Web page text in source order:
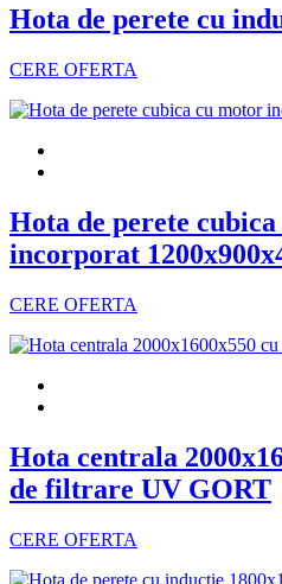
Hota de perete cu
CERE OFERTA
Hota de perete
incorporat
CERE OFERTA
Hota centrala
de filtrare UV GORT
CERE OFERTA